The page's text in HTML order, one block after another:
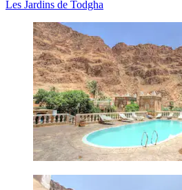
Les Jardins de Todgha